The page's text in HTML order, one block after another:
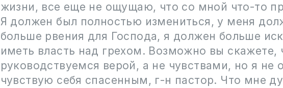
жизни, все еще не ощущаю, что со мной что-то
Я должен был полностью измениться, у меня
больше рвения для Господа, я должен больше
иметь власть над грехом. Возможно вы скажете,
руководствуемся верой, а не чувствами, но я не
чувствую себя спасенным, г-н пастор. Что мне